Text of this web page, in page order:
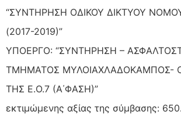
“ΣΥΝΤΗΡΗΣΗ ΟΔΙΚΟΥ ΔΙΚΤΥΟΥ
(2017-2019)”
ΥΠΟΕΡΓΟ: “ΣΥΝΤΗΡΗΣΗ –
ΤΜΗΜΑΤΟΣ ΜΥΛΟΙΑΧΛΑΔΟΚΑΜΠΟΣ-
ΤΗΣ Ε.Ο.7 (Α΄ΦΑΣΗ)”
εκτιμώμενης αξίας της σύμβασης: